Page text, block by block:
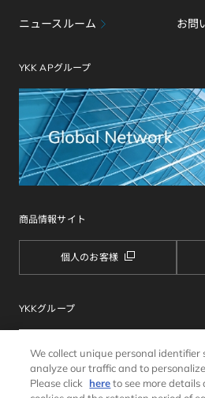
ニュースルーム お問
YKK APグループ
商品情報サイト
個人のお客様
YKKグループ
We collect unique personal identifier
analyze our traffic and to
Please click
hereto see more